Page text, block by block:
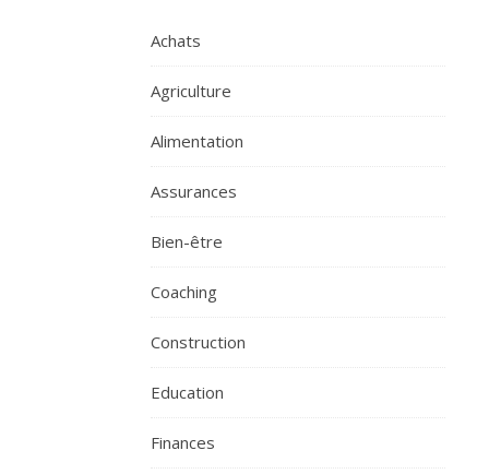
Achats
Agriculture
Alimentation
Assurances
Bien-être
Coaching
Construction
Education
Finances